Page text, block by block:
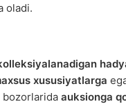
oladi.
xususiyatlarga
bozorlarida auksionga